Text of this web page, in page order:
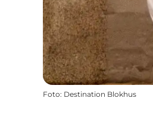
Foto: Destination Blokhus